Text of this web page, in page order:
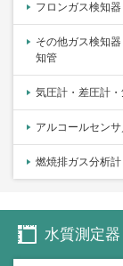
フロンガス検知器
その他ガス検知
知管
気圧計・差圧計
アルコールセン
燃焼排ガス分析計
水質測定